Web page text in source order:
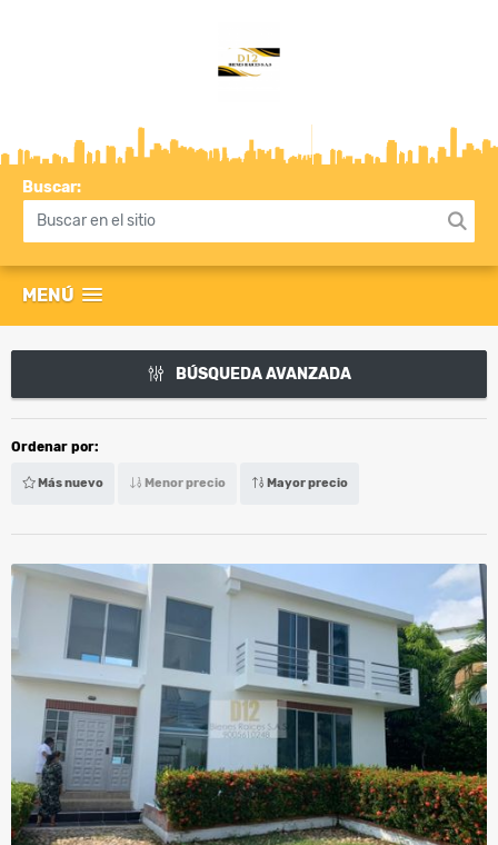
Buscar:
MENÚ
BÚSQUEDA AVANZADA
Ordenar por:
Más nuevo Menor precio Mayor precio